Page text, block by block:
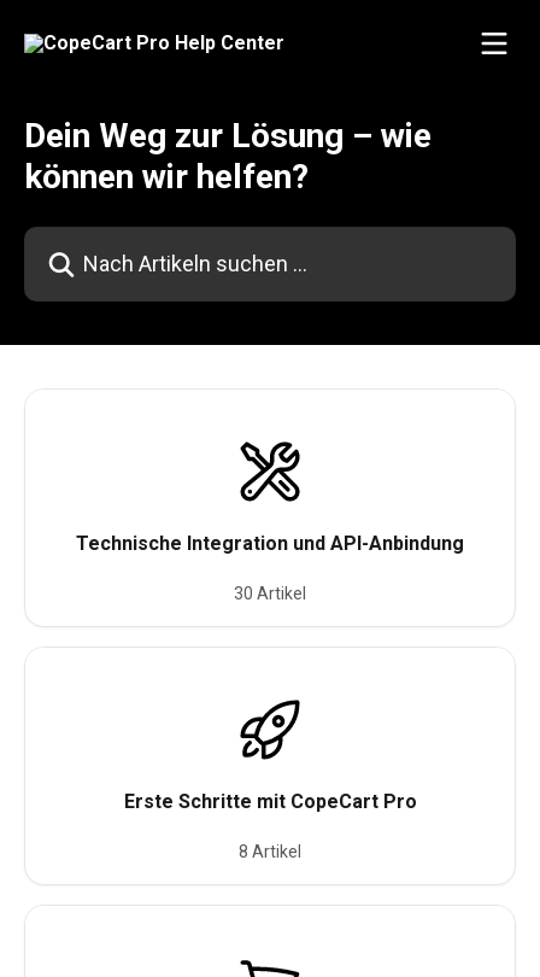
Dein Weg zur Lösung – wie
können wir helfen?
Nach Artikeln suchen …
Technische Integration und API-Anbindung
30 Artikel
Erste Schritte mit CopeCart Pro
8 Artikel